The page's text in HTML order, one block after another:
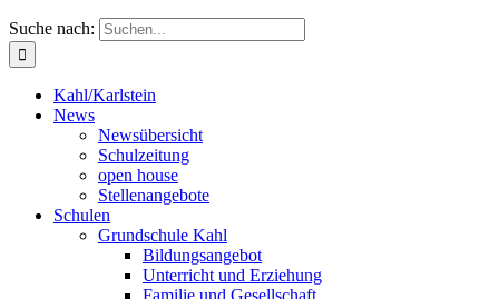
Suche nach:
Kahl/Karlstein
News
Newsübersicht
Schulzeitung
open house
Stellenangebote
Schulen
Grundschule Kahl
Bildungsangebot
Unterricht und Erziehung
Familie und Gesellschaft